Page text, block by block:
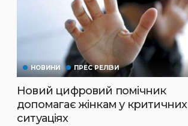
НОВИНИ ПРЕС РЕЛІЗИ
Новий цифровий помічник
допомагає жінкам у критичних
ситуаціях